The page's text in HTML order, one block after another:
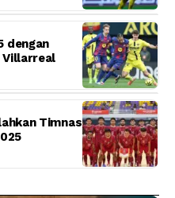
dengan
Villarreal
Timnas